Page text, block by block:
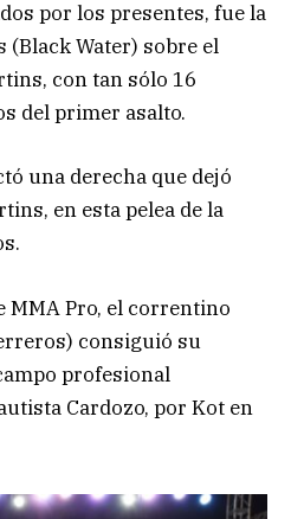
por los presentes, fue la
(Black Water) sobre el
con tan sólo 16
del primer asalto.
una derecha que dejó
en esta pelea de la
MMA Pro, el correntino
consiguió su
profesional
Cardozo, por Kot en